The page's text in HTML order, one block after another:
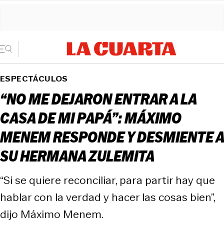
ESPECTÁCULOS
“NO ME DEJARON ENTRAR A LA
CASA DE MI PAPÁ”: MÁXIMO
MENEM RESPONDE Y DESMIENTE A
SU HERMANA ZULEMITA
“Si se quiere reconciliar, para partir hay que
hablar con la verdad y hacer las cosas bien”,
dijo Máximo Menem.